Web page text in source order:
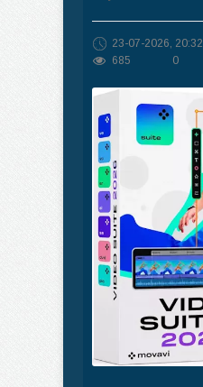
23-07-2026, 20:32
685
0